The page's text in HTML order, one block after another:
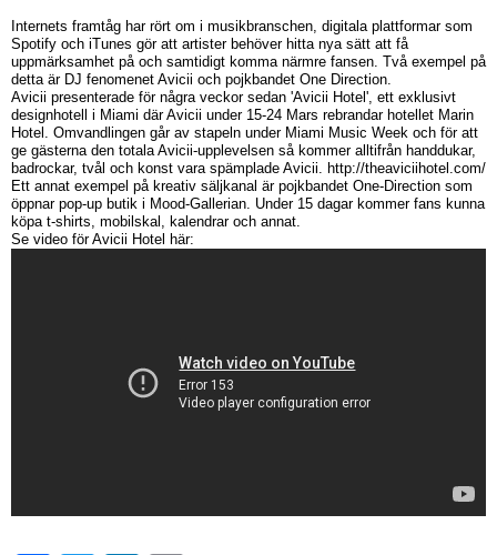
Internets framtåg har rört om i musikbranschen, digitala plattformar som
Spotify och iTunes gör att artister behöver hitta nya sätt att få
uppmärksamhet på och samtidigt komma närmre fansen. Två exempel på
detta är DJ fenomenet Avicii och pojkbandet One Direction.
Avicii presenterade för några veckor sedan 'Avicii Hotel', ett exklusivt
designhotell i Miami där Avicii under 15-24 Mars rebrandar hotellet Marin
Hotel. Omvandlingen går av stapeln under Miami Music Week och för att
ge gästerna den totala Avicii-upplevelsen så kommer alltifrån handdukar,
badrockar, tvål och konst vara spämplade Avicii. http://theaviciihotel.com/
Ett annat exempel på kreativ säljkanal är pojkbandet One-Direction som
öppnar pop-up butik i Mood-Gallerian. Under 15 dagar kommer fans kunna
köpa t-shirts, mobilskal, kalendrar och annat.
Se video för Avicii Hotel här: